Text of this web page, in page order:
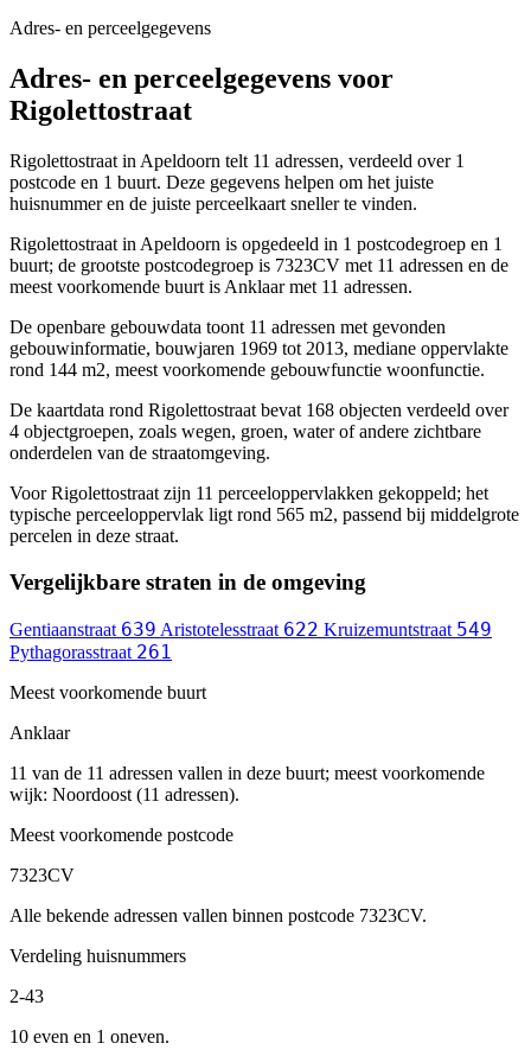
Adres- en perceelgegevens
Adres- en perceelgegevens voor
Rigolettostraat
Rigolettostraat in Apeldoorn telt 11 adressen, verdeeld over 1
postcode en 1 buurt. Deze gegevens helpen om het juiste
huisnummer en de juiste perceelkaart sneller te vinden.
Rigolettostraat in Apeldoorn is opgedeeld in 1 postcodegroep en 1
buurt; de grootste postcodegroep is 7323CV met 11 adressen en de
meest voorkomende buurt is Anklaar met 11 adressen.
De openbare gebouwdata toont 11 adressen met gevonden
gebouwinformatie, bouwjaren 1969 tot 2013, mediane oppervlakte
rond 144 m2, meest voorkomende gebouwfunctie woonfunctie.
De kaartdata rond Rigolettostraat bevat 168 objecten verdeeld over
4 objectgroepen, zoals wegen, groen, water of andere zichtbare
onderdelen van de straatomgeving.
Voor Rigolettostraat zijn 11 perceeloppervlakken gekoppeld; het
typische perceeloppervlak ligt rond 565 m2, passend bij middelgrote
percelen in deze straat.
Vergelijkbare straten in de omgeving
Gentiaanstraat 639 Aristotelesstraat 622 Kruizemuntstraat 549
Pythagorasstraat 261
Meest voorkomende buurt
Anklaar
11 van de 11 adressen vallen in deze buurt; meest voorkomende
wijk: Noordoost (11 adressen).
Meest voorkomende postcode
7323CV
Alle bekende adressen vallen binnen postcode 7323CV.
Verdeling huisnummers
2-43
10 even en 1 oneven.